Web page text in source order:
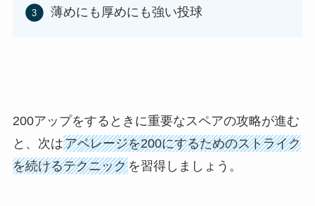
薄めにも厚めにも強い投球
200アップをするときに重要なスペアの攻略が進む
と、次はアベレージを200にするためのストライク
を続けるテクニックを習得しましょう。